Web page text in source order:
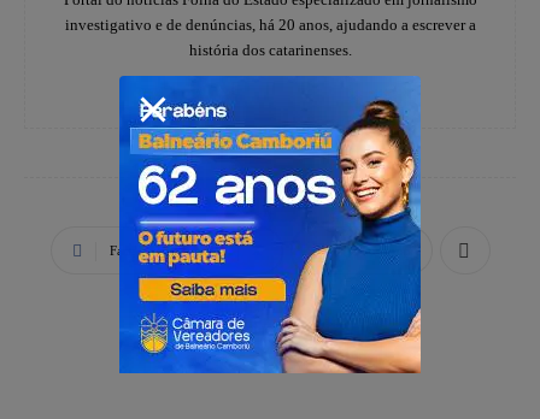
investigativo e de denúncias, há 20 anos, ajudando a escrever a
história dos catarinenses.
Facebook X WhatsApp
PUBLICIDADE